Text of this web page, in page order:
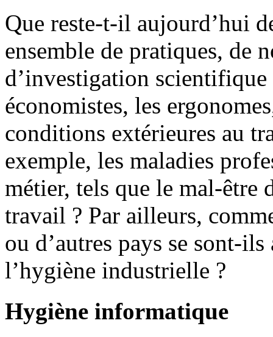
Que reste-t-il aujourd’hui
ensemble de pratiques, de
d’investigation
économistes, les
conditions extérieures au
exemple, les maladies
métier, tels que le mal-être
travail ? Par ailleurs,
ou d’autres pays se sont-
l’hygiène industrielle ?
Hygiène informatique